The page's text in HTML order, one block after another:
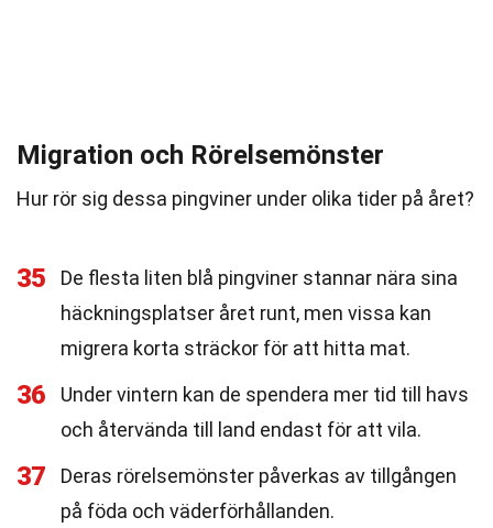
Migration och Rörelsemönster
Hur rör sig dessa pingviner under olika tider på året?
35
De flesta liten blå pingviner stannar nära sina
häckningsplatser året runt, men vissa kan
migrera korta sträckor för att hitta mat.
36
Under vintern kan de spendera mer tid till havs
och återvända till land endast för att vila.
37
Deras rörelsemönster påverkas av tillgången
på föda och väderförhållanden.